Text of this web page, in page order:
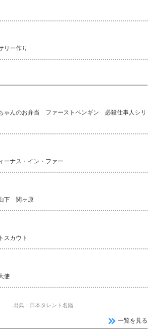
リー作り
ゃんのお弁当 ファーストペンギン 必殺仕事人シリ
ナス・イン・ファー
下 関ヶ原
スカウト
使
出典：日本タレント名鑑
一覧を見る